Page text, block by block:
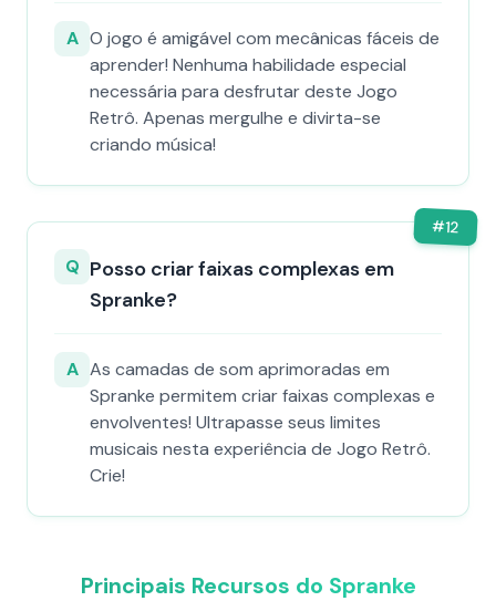
A O jogo é amigável com mecânicas fáceis de
aprender! Nenhuma habilidade especial
necessária para desfrutar deste Jogo
Retrô. Apenas mergulhe e divirta-se
criando música!
#12
Q Posso criar faixas complexas em
Spranke?
A As camadas de som aprimoradas em
Spranke permitem criar faixas complexas e
envolventes! Ultrapasse seus limites
musicais nesta experiência de Jogo Retrô.
Crie!
Principais Recursos do Spranke